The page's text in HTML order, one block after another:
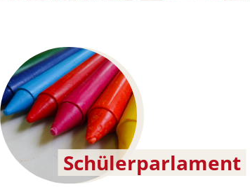
Schülerparlament